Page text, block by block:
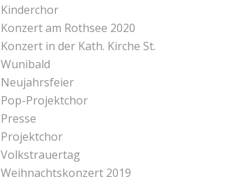
Kinderchor
Konzert am Rothsee 2020
Konzert in der Kath. Kirche St.
Wunibald
Neujahrsfeier
Pop-Projektchor
Presse
Projektchor
Volkstrauertag
Weihnachtskonzert 2019